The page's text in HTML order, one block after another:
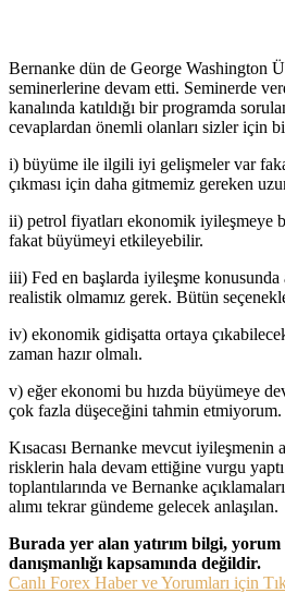
Bernanke dün de George Washington
seminerlerine devam etti. Seminerde
kanalında katıldığı bir programda
cevaplardan önemli olanları sizler için
i) büyüme ile ilgili iyi gelişmeler var
çıkması için daha gitmemiz gereken
ii) petrol fiyatları ekonomik iyileşmeye
fakat büyümeyi etkileyebilir.
iii) Fed en başlarda iyileşme konusunda
realistik olmamız gerek. Bütün
iv) ekonomik gidişatta ortaya çıkabilecek
zaman hazır olmalı.
v) eğer ekonomi bu hızda büyümeye
çok fazla düşeceğini tahmin etmiyorum.
Kısacası Bernanke mevcut iyileşmenin
risklerin hala devam ettiğine vurgu
toplantılarında ve Bernanke
alımı tekrar gündeme gelecek anlaşılan.
Burada yer alan yatırım bilgi, yorum
danışmanlığı kapsamında değildir.
Canlı Forex Haber ve Yorumları için